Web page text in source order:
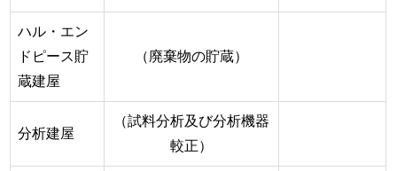
ハル・エン
ドピース貯
蔵建屋
（廃棄物の貯蔵）
分析建屋
（試料分析及び分析機器
較正）